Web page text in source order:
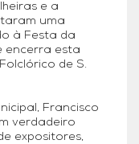
e a
uma
à Festa da
encerra esta
de S.
Francisco
verdadeiro
expositores,